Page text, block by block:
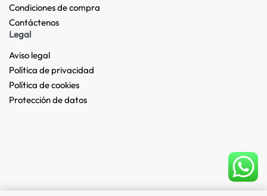
Condiciones de compra
Contáctenos
Legal
Aviso legal
Política de privacidad
Política de cookies
Protección de datos